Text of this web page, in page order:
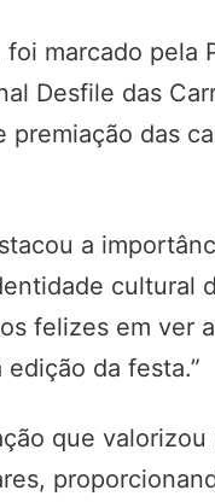
marcado pela
Desfile das
premiação das
a
cultural
felizes em ver
da festa.”
que